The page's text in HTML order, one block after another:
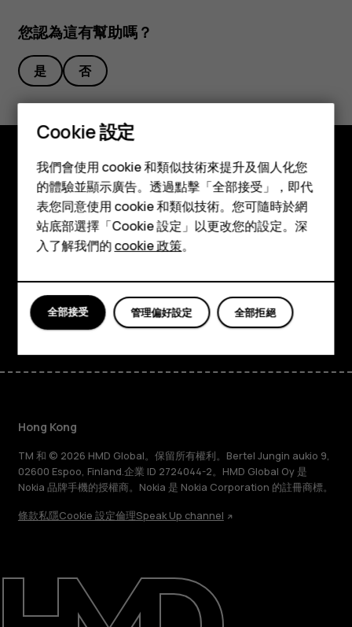
檢
視
電
量
百
分
比？
智慧型手機
功能型手機
配件
平板電腦
您認為這有幫助嗎？
是 否
探索
關於
Planet and people
支援
FacebookInstagramTiktokYoutubeLinkedinDiscord
Hong Kong
TM 和 © 2026 HMD Global。保留所有權利。Bertel Jungin aukio 9,
02600 Espoo, Finland.企業 ID 2724044-2。HMD Global Oy 是
Nokia 品牌手機的授權商。Nokia 是 Nokia Corporation 的註冊商標。
條款私隱Cookie 設定倫理Speak Up channel
Cookie 設定
我們會使用 cookie 和類似技術來提升及個人化您
的體驗並顯示廣告。透過點擊「全部接受」，即代
表您同意使用 cookie 和類似技術。您可隨時於網
站底部選擇「Cookie 設定」以更改您的設定。深
入了解我們的cookie 政策。
全部拒絕
管理偏好設定
全部接受